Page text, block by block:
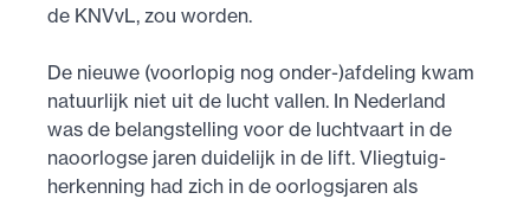
de KNVvL, zou worden.
De nieuwe (voorlopig nog onder-)afdeling kwam
natuurlijk niet uit de lucht vallen. In Nederland
was de belangstelling voor de luchtvaart in de
naoorlogse jaren duidelijk in de lift. Vliegtuig-
herkenning had zich in de oorlogsjaren als